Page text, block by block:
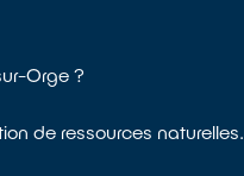
Orge ?
de ressources naturelles.